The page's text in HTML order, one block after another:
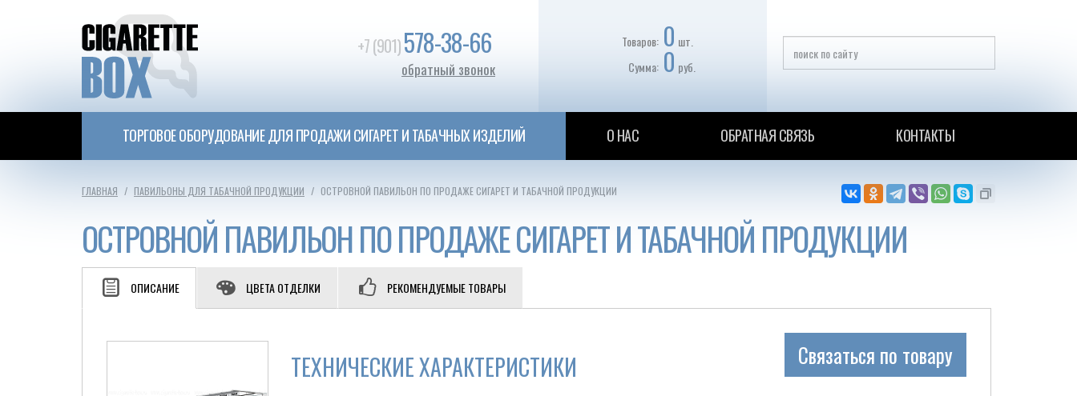
+7 (901)578-38-66
обратный звонок
Товаров: 0 шт.
Сумма: 0 руб.
ТОРГОВОЕ ОБОРУДОВАНИЕ ДЛЯ ПРОДАЖИ СИГАРЕТ И ТАБАЧНЫХ ИЗДЕЛИЙ О НАС ОБРАТНАЯ СВЯЗЬ КОНТАКТЫ
ГЛАВНАЯ ПАВИЛЬОНЫ ДЛЯ ТАБАЧНОЙ ПРОДУКЦИИ ОСТРОВНОЙ ПАВИЛЬОН ПО ПРОДАЖЕ СИГАРЕТ И ТАБАЧНОЙ ПРОДУКЦИИ
ОСТРОВНОЙ ПАВИЛЬОН ПО ПРОДАЖЕ СИГАРЕТ И ТАБАЧНОЙ ПРОДУКЦИИ
ОПИСАНИЕ ЦВЕТА ОТДЕЛКИ РЕКОМЕНДУЕМЫЕ ТОВАРЫ
Связаться по товару
ТЕХНИЧЕСКИЕ ХАРАКТЕРИСТИКИ